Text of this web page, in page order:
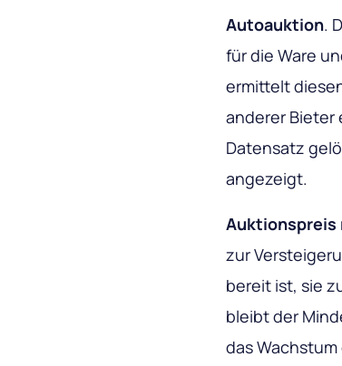
Autoauktion.
für die Ware
ermittelt
anderer Bieter
Datensatz
angezeigt.
Auktionspreis
zur
bereit ist, sie
bleibt der
das